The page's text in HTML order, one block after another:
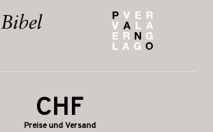
CHF
Preise und Versand